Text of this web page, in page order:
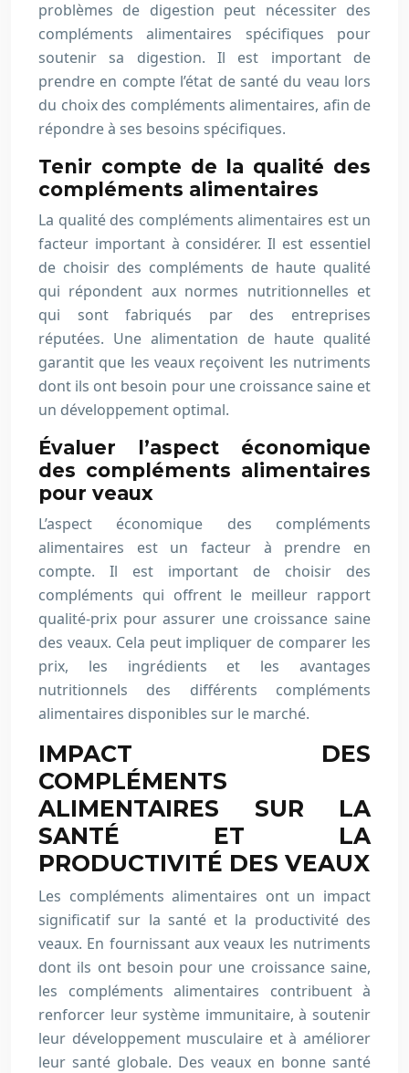
problèmes de digestion peut nécessiter des
compléments alimentaires spécifiques pour
soutenir sa digestion. Il est important de
prendre en compte l’état de santé du veau lors
du choix des compléments alimentaires, afin de
répondre à ses besoins spécifiques.
Tenir compte de la qualité des
compléments alimentaires
La qualité des compléments alimentaires est un
facteur important à considérer. Il est essentiel
de choisir des compléments de haute qualité
qui répondent aux normes nutritionnelles et
qui sont fabriqués par des entreprises
réputées. Une alimentation de haute qualité
garantit que les veaux reçoivent les nutriments
dont ils ont besoin pour une croissance saine et
un développement optimal.
Évaluer l’aspect économique
des compléments alimentaires
pour veaux
L’aspect économique des compléments
alimentaires est un facteur à prendre en
compte. Il est important de choisir des
compléments qui offrent le meilleur rapport
qualité-prix pour assurer une croissance saine
des veaux. Cela peut impliquer de comparer les
prix, les ingrédients et les avantages
nutritionnels des différents compléments
alimentaires disponibles sur le marché.
IMPACT DES
COMPLÉMENTS
ALIMENTAIRES SUR LA
SANTÉ ET LA
PRODUCTIVITÉ DES VEAUX
Les compléments alimentaires ont un impact
significatif sur la santé et la productivité des
veaux. En fournissant aux veaux les nutriments
dont ils ont besoin pour une croissance saine,
les compléments alimentaires contribuent à
renforcer leur système immunitaire, à soutenir
leur développement musculaire et à améliorer
leur santé globale. Des veaux en bonne santé